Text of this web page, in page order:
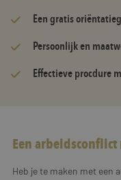
Een gratis
Persoonlijk en
Effectieve procdure
Een
Heb je te maken met